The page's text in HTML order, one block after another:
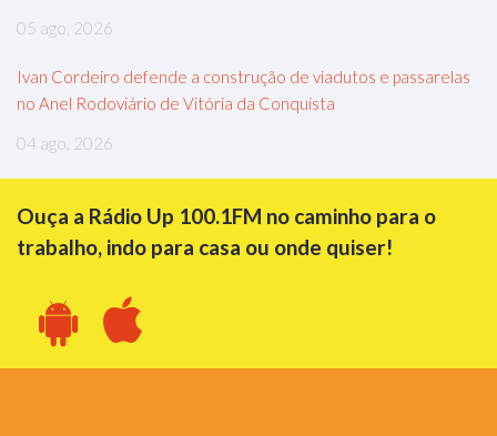
05 ago, 2026
Ivan Cordeiro defende a construção de viadutos e passarelas
no Anel Rodoviário de Vitória da Conquista
04 ago, 2026
Ouça a Rádio Up 100.1FM no caminho para o
trabalho, indo para casa ou onde quiser!